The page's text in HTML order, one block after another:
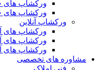
ورکشاپ
ورکشاپ های
ورکشاپ آنلاین
ورکشاپ های
ورکشاپ های
ورکشاپ های
مشاوره های تخصصی